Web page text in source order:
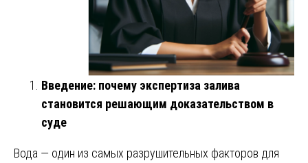
Введение: почему экспертиза залива
становится решающим доказательством в
суде
Вода — один из самых разрушительных факторов для